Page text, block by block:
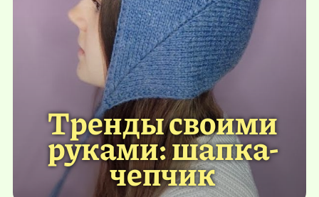
Тренды своими
руками: шапка-
чепчик